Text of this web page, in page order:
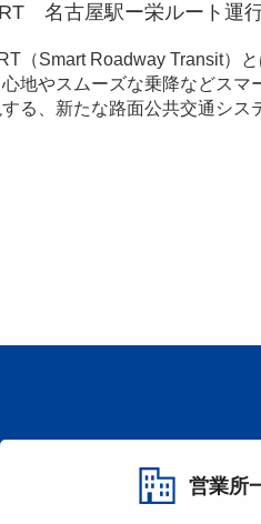
敷美観地区まち歩ききっぷ
・倉敷を満喫するなら、おト
が便利！詳しくはこちら
営業所